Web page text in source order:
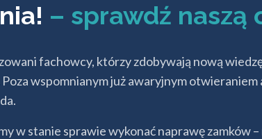
– sprawdź naszą
fachowcy, którzy zdobywają nową
wspomnianym już awaryjnym
w stanie sprawie wykonać naprawę zamków